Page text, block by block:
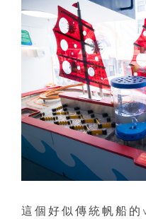
這個好似傳統帆船